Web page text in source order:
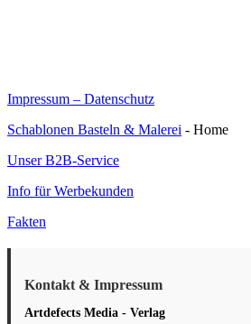
Impressum – Datenschutz
Schablonen Basteln & Malerei - Home
Unser B2B-Service
Info für Werbekunden
Fakten
Kontakt & Impressum
Artdefects Media - Verlag